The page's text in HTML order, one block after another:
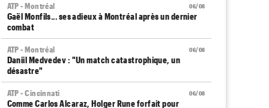
06/08
ATP - Montréal
Gaël Monfils... ses adieux à Montréal après un dernier
combat
06/08
ATP - Montréal
Daniil Medvedev : "Un match catastrophique, un
désastre"
06/08
ATP - Cincinnati
Comme Carlos Alcaraz, Holger Rune forfait pour